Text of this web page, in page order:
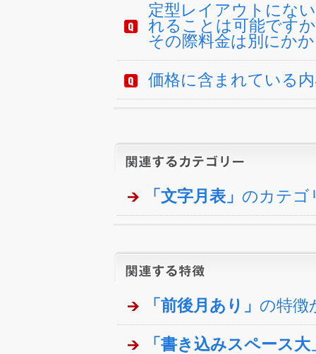
定型レイアウトにな
れることは可能です
その際料金は別にか
価格に含まれている
「文字月表」 のカテゴ
「前後月あり」 の特徴
「書き込みスペース大